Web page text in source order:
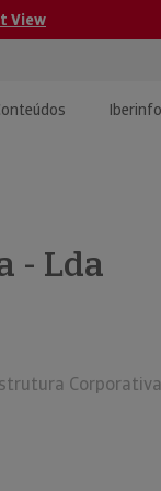
View
- Lda
Corporativa